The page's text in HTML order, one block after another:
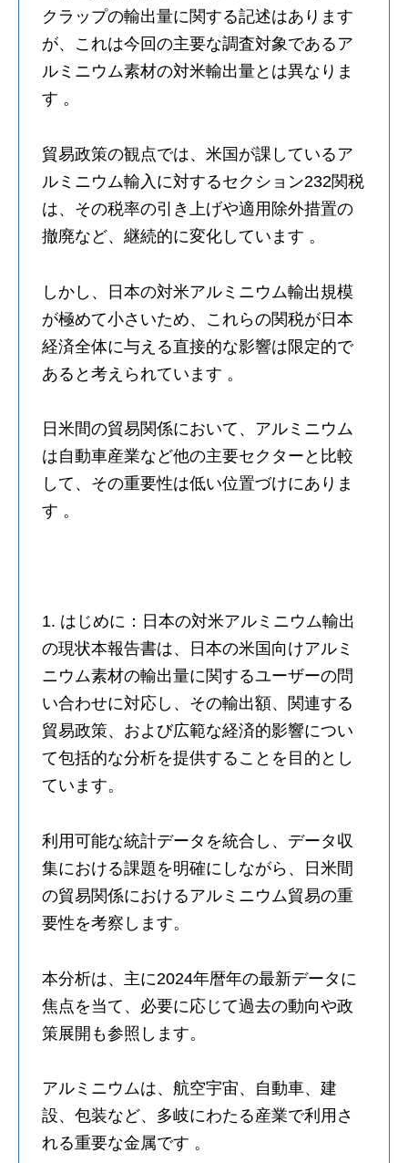
クラップの輸出量に関する記述はあります
が、これは今回の主要な調査対象であるア
ルミニウム素材の対米輸出量とは異なりま
す 。
貿易政策の観点では、米国が課しているア
ルミニウム輸入に対するセクション232関税
は、その税率の引き上げや適用除外措置の
撤廃など、継続的に変化しています 。
しかし、日本の対米アルミニウム輸出規模
が極めて小さいため、これらの関税が日本
経済全体に与える直接的な影響は限定的で
あると考えられています 。
日米間の貿易関係において、アルミニウム
は自動車産業など他の主要セクターと比較
して、その重要性は低い位置づけにありま
す 。
1. はじめに：日本の対米アルミニウム輸出
の現状本報告書は、日本の米国向けアルミ
ニウム素材の輸出量に関するユーザーの問
い合わせに対応し、その輸出額、関連する
貿易政策、および広範な経済的影響につい
て包括的な分析を提供することを目的とし
ています。
利用可能な統計データを統合し、データ収
集における課題を明確にしながら、日米間
の貿易関係におけるアルミニウム貿易の重
要性を考察します。
本分析は、主に2024年暦年の最新データに
焦点を当て、必要に応じて過去の動向や政
策展開も参照します。
アルミニウムは、航空宇宙、自動車、建
設、包装など、多岐にわたる産業で利用さ
れる重要な金属です 。